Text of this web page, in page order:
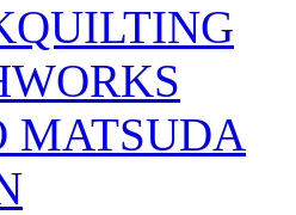
MATSUDA